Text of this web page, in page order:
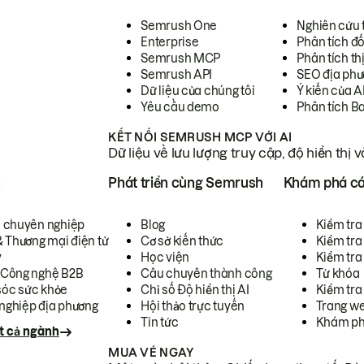
Semrush One
Enterprise
Semrush MCP
Semrush API
Dữ liệu của chúng tôi
Yêu cầu demo
Nghiên cứu
Phân tích
Phân tích
SEO địa
Ý kiến của
Phân tích
KẾT NỐI SEMRUSH MCP VỚI AI
Dữ liệu về lưu lượng truy cập, độ hiển thị
chuyên nghiệp
Thương mại điện tử
nghệ B2B
sức khỏe
địa phương
cả ngành
Phát triển cùng Semrush
Blog
Cơ sở kiến thức
Học viện
Câu chuyên thành công
Chỉ số Độ hiển thị AI
Hội thảo trực tuyến
Tin tức
Khám phá
Kiểm
Kiểm tra
Kiểm
Từ khóa
Kiểm
Trang
Khám
MUA VÉ NGAY